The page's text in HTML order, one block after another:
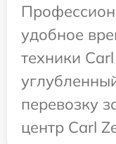
удобное
техники
перевозку
центр Carl